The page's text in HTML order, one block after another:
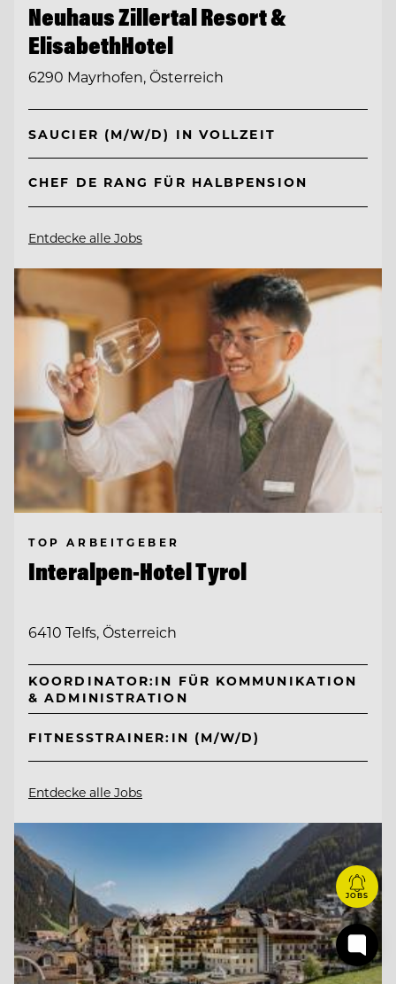
Neuhaus Zillertal Resort &
ElisabethHotel
6290 Mayrhofen, Österreich
SAUCIER (M/W/D) IN VOLLZEIT
CHEF DE RANG FÜR HALBPENSION
Entdecke alle Jobs
TOP ARBEITGEBER
Interalpen-Hotel Tyrol
6410 Telfs, Österreich
KOORDINATOR:IN FÜR KOMMUNIKATION
& ADMINISTRATION
FITNESSTRAINER:IN (M/W/D)
Entdecke alle Jobs
JOBS